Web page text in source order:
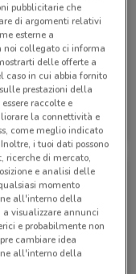
Agenzia VeraStore
15/12 79 m
pubblicitarie che
di argomenti relativi
esterne a
noi collegato ci informa
delle offerte a
caso in cui abbia fornito
prestazioni della
raccolte e
la connettività e
come meglio indicato
i tuoi dati possono
ricerche di mercato,
e analisi delle
momento
all'interno della
a visualizzare annunci
e probabilmente non
cambiare idea
all'interno della